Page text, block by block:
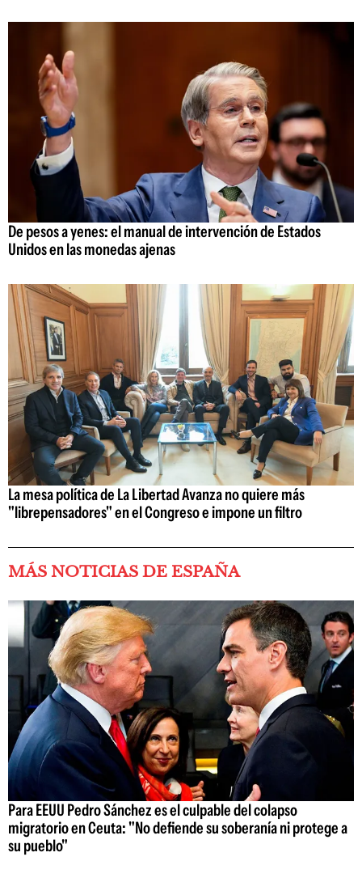
De pesos a yenes: el manual de intervención de Estados
Unidos en las monedas ajenas
La mesa política de La Libertad Avanza no quiere más
"librepensadores" en el Congreso e impone un filtro
MÁS NOTICIAS DE ESPAÑA
Para EEUU Pedro Sánchez es el culpable del colapso
migratorio en Ceuta: "No defiende su soberanía ni protege a
su pueblo"